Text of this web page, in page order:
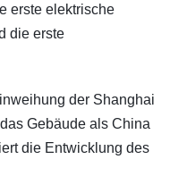
erste elektrische
die erste
der Shanghai
Gebäude als China
die Entwicklung des